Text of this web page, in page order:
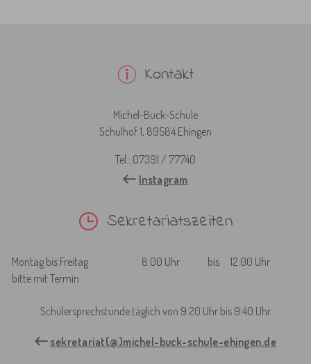
Kontakt
Michel-Buck-Schule
Schulhof 1, 89584 Ehingen
Tel.: 07391 / 77740
Instagram
Sekretariatszeiten
Montag bis Freitag 8:00 Uhr bis
12:00 Uhr
bitte mit Termin
Schülersprechstunde täglich von 9:20 Uhr bis 9:40 Uhr
sekretariat(@)michel-buck-schule-ehingen.de